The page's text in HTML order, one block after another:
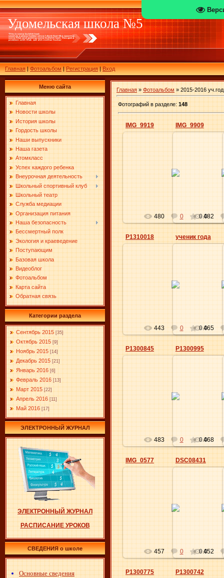
Удомельская школа №5
Главная|Фотоальбом|Регистрация|Вход
Меню сайта
Главная
Новости школы
История школы
Гордость школы
Наши выпускники
Наша газета
Атомкласс
Успех каждого ребенка
Внеурочная деятельность
Школьный спортивный клуб
Школьный театр
Служба медиации
Организация питания
Наша безопасность
Бессмертный полк
Экология и краеведение
Поступающим
Базовая школа
Видеоблог
Фотоальбом
Карта сайта
Обратная связь
Категории раздела
Сентябрь 2015 [35]
Октябрь 2015 [9]
Ноябрь 2015 [14]
Декабрь 2015 [21]
Январь 2016 [6]
Февраль 2016 [13]
Март 2015 [22]
Апрель 2016 [11]
Май 2016 [17]
ЭЛЕКТРОННЫЙ ЖУРНАЛ
ЭЛЕКТРОННЫЙ ЖУРНАЛ
РАСПИСАНИЕ УРОКОВ
СВЕДЕНИЯ о школе
Основные сведения
Главная » Фотоальбом » 2015-2016 уч.год
Фотографий в разделе: 148
IMG_9919
480 0 0.0
IMG_9909
482
P1310018
443 0 0.0
ученик года
465
P1300845
483 0 0.0
P1300995
468
IMG_0577
457 0 0.0
DSC08431
452
P1300775 P1300742